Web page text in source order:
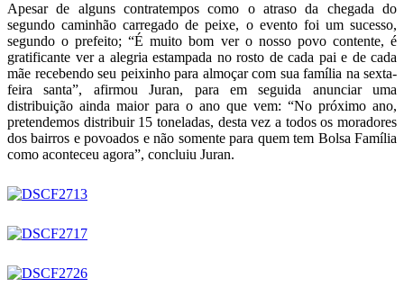
Apesar de alguns contratempos como o atraso da chegada do
segundo caminhão carregado de peixe, o evento foi um sucesso,
segundo o prefeito; “É muito bom ver o nosso povo contente, é
gratificante ver a alegria estampada no rosto de cada pai e de cada
mãe recebendo seu peixinho para almoçar com sua família na sexta-
feira santa”, afirmou Juran, para em seguida anunciar uma
distribuição ainda maior para o ano que vem: “No próximo ano,
pretendemos distribuir 15 toneladas, desta vez a todos os moradores
dos bairros e povoados e não somente para quem tem Bolsa Família
como aconteceu agora”, concluiu Juran.